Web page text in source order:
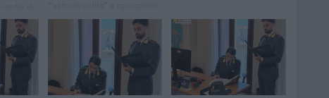
fittizie per evadere oltre 8
milioni di euro